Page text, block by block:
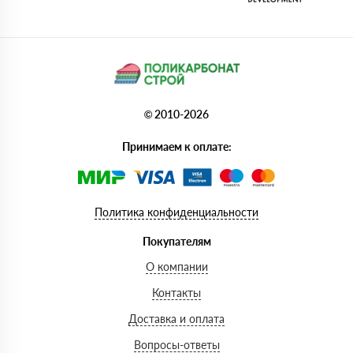
© 2010-2026
Принимаем к оплате:
Политика конфиденциальности
Покупателям
О компании
Контакты
Доставка и оплата
Вопросы-ответы